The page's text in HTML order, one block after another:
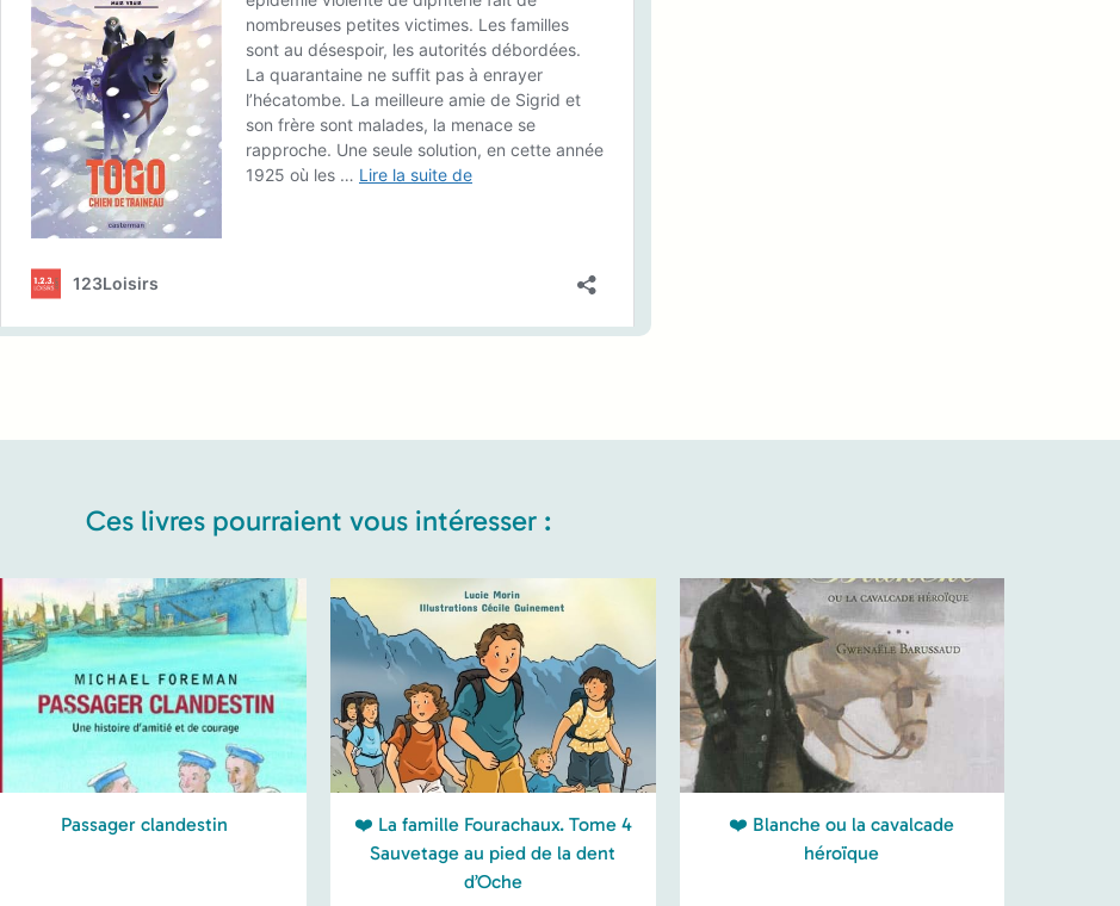
Ces livres pourraient vous intéresser :
Passager clandestin
❤️ La famille Fourachaux. Tome 4
Sauvetage au pied de la dent
d’Oche
❤️ Blanche ou la cavalcade
héroïque